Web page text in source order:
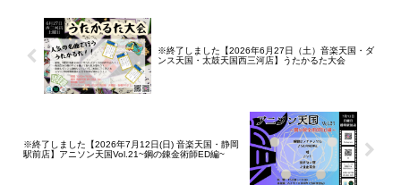
※終了しました【2026年6月27日（土）音楽天国・ダ
ンス天国・太鼓天国西三河店】うたかるた大会
※終了しました【2026年7月12日(日) 音楽天国・静岡
駅前店】アニソン天国Vol.21~鋼の錬金術師ED編~